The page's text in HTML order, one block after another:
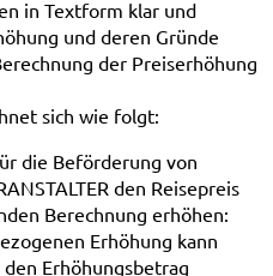
in Textform klar und
und deren Gründe
der Preiserhöhung
sich wie folgt:
die Beförderung von
den Reisepreis
Berechnung erhöhen:
Erhöhung kann
den Erhöhungsbetrag